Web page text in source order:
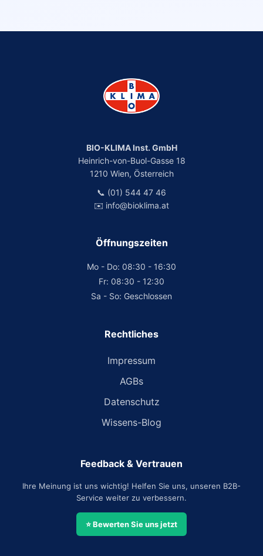
BIO-KLIMA Inst. GmbH
Heinrich-von-Buol-Gasse 18
1210 Wien, Österreich
📞 (01) 544 47 46
✉️ info@bioklima.at
Öffnungszeiten
Mo - Do: 08:30 - 16:30
Fr: 08:30 - 12:30
Sa - So: Geschlossen
Rechtliches
Impressum
AGBs
Datenschutz
Wissens-Blog
Feedback & Vertrauen
Ihre Meinung ist uns wichtig! Helfen Sie uns, unseren B2B-
Service weiter zu verbessern.
⭐ Bewerten Sie uns jetzt